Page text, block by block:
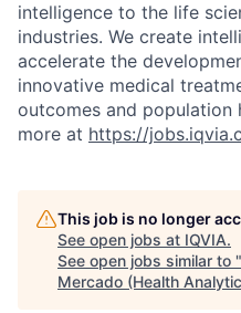
intelligence to the life
industries. We create
accelerate the
innovative medical
outcomes and population
more at https://
This job is no longer
See open jobs at IQVIA.
See open jobs similar to "
Mercado (Health